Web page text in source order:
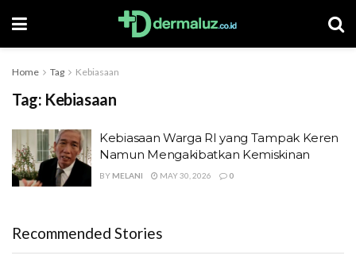
Home Tag Kebiasaan
Tag: Kebiasaan
Kebiasaan Warga RI yang Tampak Keren
Namun Mengakibatkan Kemiskinan
BY MELANI MAY 30, 2026 0
Recommended Stories